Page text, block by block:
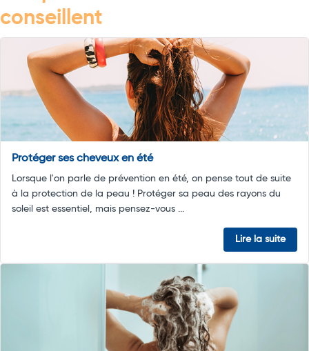
conseillent
Protéger ses cheveux en été
Lorsque l'on parle de prévention en été, on pense tout de suite
à la protection de la peau ! Protéger sa peau des rayons du
soleil est essentiel, mais pensez-vous ...
Lire la suite